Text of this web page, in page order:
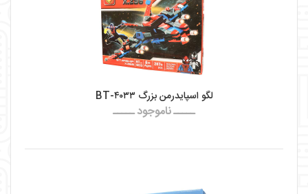
لگو اسپایدرمن بزرگ BT-۴۰۳۳
ـــــ ناموجود ـــــ